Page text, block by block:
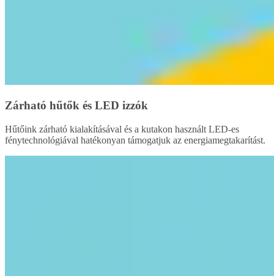
Zárható hűtők és LED izzók
Hűtőink zárható kialakításával és a kutakon használt LED-es
fénytechnológiával hatékonyan támogatjuk az energiamegtakarítást.